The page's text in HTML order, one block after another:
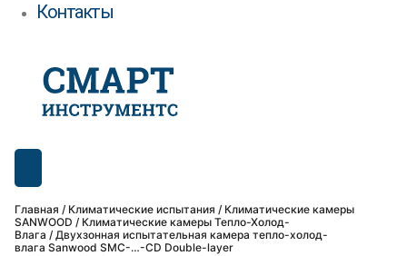
Контакты
Главная / Климатические испытания / Климатические камеры
SANWOOD / Климатические камеры Тепло-Холод-
Влага / Двухзонная испытательная камера тепло-холод-
влага Sanwood SMC-…-CD Double-layer